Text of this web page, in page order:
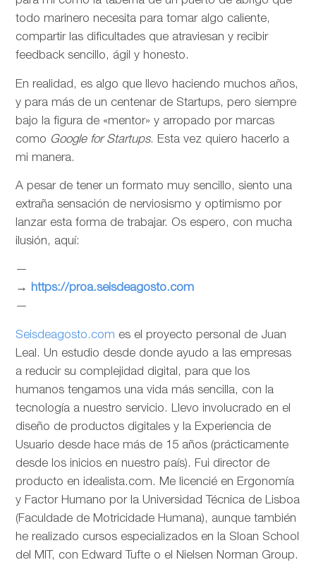
todo marinero necesita para tomar algo caliente,
compartir las dificultades que atraviesan y recibir
feedback sencillo, ágil y honesto.
En realidad, es algo que llevo haciendo muchos años,
y para más de un centenar de Startups, pero siempre
bajo la figura de «mentor» y arropado por marcas
como Google for Startups. Esta vez quiero hacerlo a
mi manera.
A pesar de tener un formato muy sencillo, siento una
extraña sensación de nerviosismo y optimismo por
lanzar esta forma de trabajar. Os espero, con mucha
ilusión, aquí:
—
→ https://proa.seisdeagosto.com
—
Seisdeagosto.com es el proyecto personal de Juan
Leal. Un estudio desde donde ayudo a las empresas
a reducir su complejidad digital, para que los
humanos tengamos una vida más sencilla, con la
tecnología a nuestro servicio. Llevo involucrado en el
diseño de productos digitales y la Experiencia de
Usuario desde hace más de 15 años (prácticamente
desde los inicios en nuestro país). Fui director de
producto en idealista.com. Me licencié en Ergonomía
y Factor Humano por la Universidad Técnica de Lisboa
(Faculdade de Motricidade Humana), aunque también
he realizado cursos especializados en la Sloan School
del MIT, con Edward Tufte o el Nielsen Norman Group.